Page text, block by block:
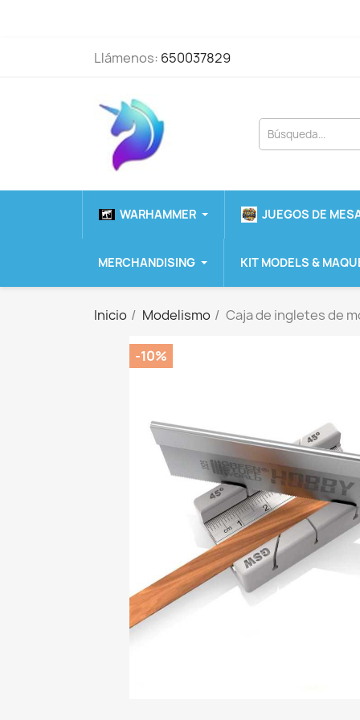
Llámenos: 650037829
WARHAMMER JUEGOS DE
MERCHANDISING KIT MODELS &
Inicio Modelismo Caja de ingletes de
-10%